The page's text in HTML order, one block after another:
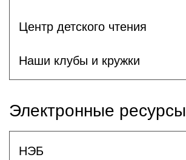
Центр детского чтения
Наши клубы и кружки
Электронные ресурсы
НЭБ